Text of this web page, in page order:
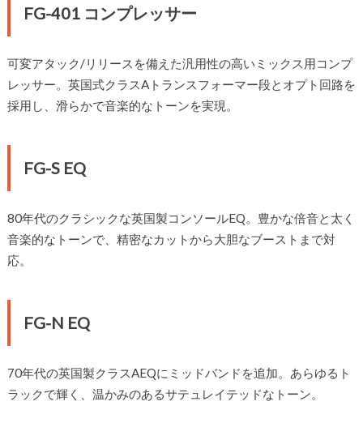
FG-401 コンプレッサー
可変アタック/リリースを備えた汎用性の高いミックス用コンプ
レッサー。英国式クラスAトランスフォーマー段とオプト回路を
採用し、滑らかで音楽的なトーンを実現。
FG-S EQ
80年代のクラシックな英国製コンソールEQ。豊かな倍音と太く
音楽的なトーンで、精密なカットから大胆なブーストまで対
応。
FG-N EQ
70年代の英国製クラスAEQにミッドバンドを追加。あらゆるト
ラックで輝く、温かみのあるサテュレイテッドなトーン。